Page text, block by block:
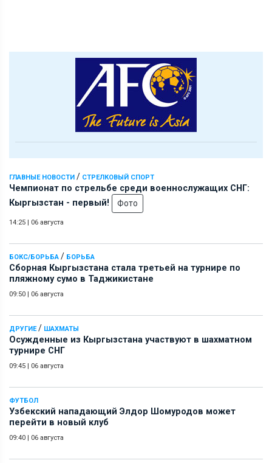
ГЛАВНЫЕ НОВОСТИ / СТРЕЛКОВЫЙ СПОРТ
Чемпионат по стрельбе среди военнослужащих СНГ:
Кыргызстан - первый!
Фото
14:25 | 06 августа
БОКС/БОРЬБА / БОРЬБА
Сборная Кыргызстана стала третьей на турнире по
пляжному сумо в Таджикистане
09:50 | 06 августа
ДРУГИЕ/ ШАХМАТЫ
Осужденные из Кыргызстана участвуют в шахматном
турнире СНГ
09:45 | 06 августа
ФУТБОЛ
Узбекский нападающий Элдор Шомуродов может
перейти в новый клуб
09:40 | 06 августа